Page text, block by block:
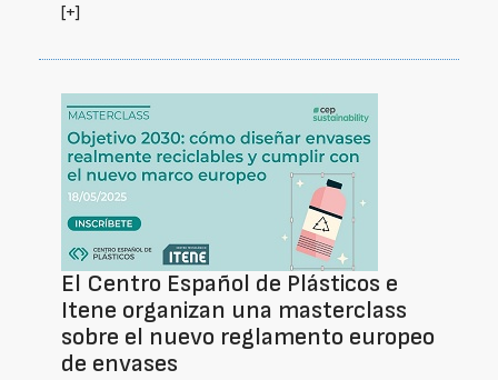
[+]
El Centro Español de Plásticos e
Itene organizan una masterclass
sobre el nuevo reglamento europeo
de envases